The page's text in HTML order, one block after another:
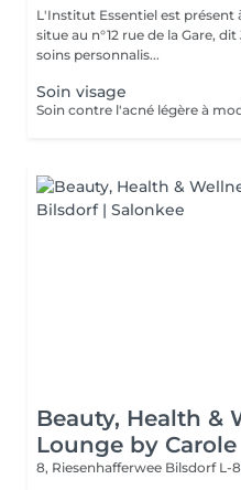
L'Institut Essentiel est présent
situe au n°12 rue de la Gare, dit Jong Mëtt.
soins personnalis...
Soin visage
Beauty, Health &
Lounge by Carole
8, Riesenhafferwee Bilsdorf L-